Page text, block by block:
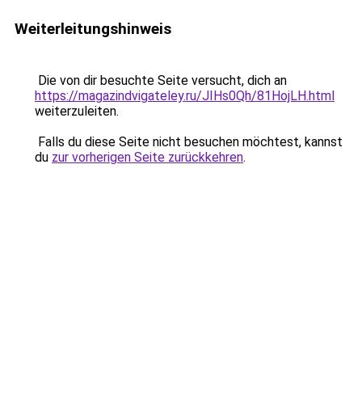
Weiterleitungshinweis
Die von dir besuchte Seite versucht, dich an
https://magazindvigateley.ru/JIHs0Qh/81HojLH.html
weiterzuleiten.
Falls du diese Seite nicht besuchen möchtest, kannst
du zur vorherigen Seite zurückkehren.